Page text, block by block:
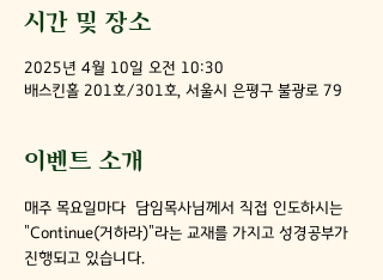
시간 및 장소
2025년 4월 10일 오전 10:30
배스킨홀 201호/301호, 서울시 은평구 불광로 79
이벤트 소개
매주 목요일마다  담임목사님께서 직접 인도하시는
"Continue(거하라)"라는 교재를 가지고 성경공부가
진행되고 있습니다.